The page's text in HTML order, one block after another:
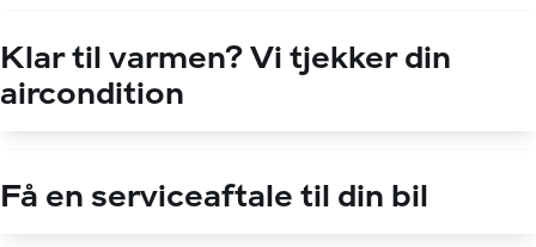
Klar til varmen? Vi tjekker din
aircondition
Få en serviceaftale til din bil